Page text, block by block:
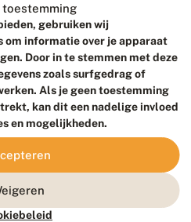
toestemming
gebruiken wij
om informatie over je apparaat
Door in te stemmen met deze
zoals surfgedrag of
Als je geen toestemming
kan dit een nadelige invloed
en mogelijkheden.
Go2People, ontworpen door
Agency
Privacy